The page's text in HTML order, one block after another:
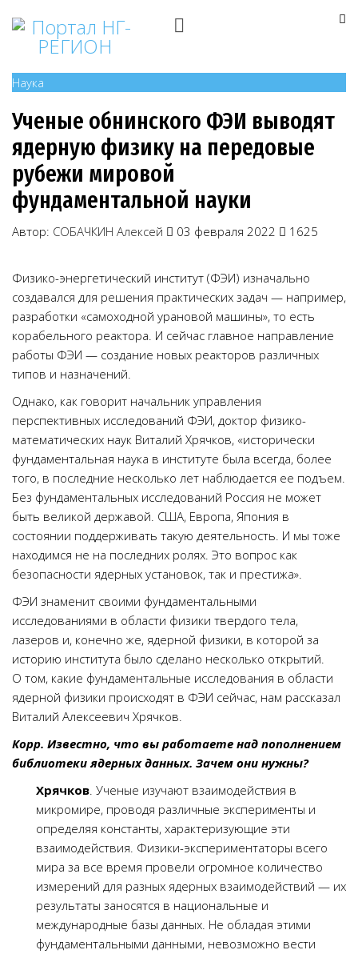
Наука
Ученые обнинского ФЭИ выводят
ядерную физику на передовые
рубежи мировой
фундаментальной науки
Автор: СОБАЧКИН Алексей 03 февраля 2022 1625
Физико-энергетический институт (ФЭИ) изначально
создавался для решения практических задач — например,
разработки «самоходной урановой машины», то есть
корабельного реактора. И сейчас главное направление
работы ФЭИ — создание новых реакторов различных
типов и назначений.
Однако, как говорит начальник управления
перспективных исследований ФЭИ, доктор физико-
математических наук Виталий Хрячков, «исторически
фундаментальная наука в институте была всегда, более
того, в последние несколько лет наблюдается ее подъем.
Без фундаментальных исследований Россия не может
быть великой державой. США, Европа, Япония в
состоянии поддерживать такую деятельность. И мы тоже
находимся не на последних ролях. Это вопрос как
безопасности ядерных установок, так и престижа».
ФЭИ знаменит своими фундаментальными
исследованиями в области физики твердого тела,
лазеров и, конечно же, ядерной физики, в которой за
историю института было сделано несколько открытий.
О том, какие фундаментальные исследования в области
ядерной физики происходят в ФЭИ сейчас, нам рассказал
Виталий Алексеевич Хрячков.
Корр. Известно, что вы работаете над пополнением
библиотеки ядерных данных. Зачем они нужны?
Хрячков. Ученые изучают взаимодействия в
микромире, проводя различные эксперименты и
определяя константы, характеризующие эти
взаимодействия. Физики-экспериментаторы всего
мира за все время провели огромное количество
измерений для разных ядерных взаимодействий — их
результаты заносятся в национальные и
международные базы данных. Не обладая этими
фундаментальными данными, невозможно вести